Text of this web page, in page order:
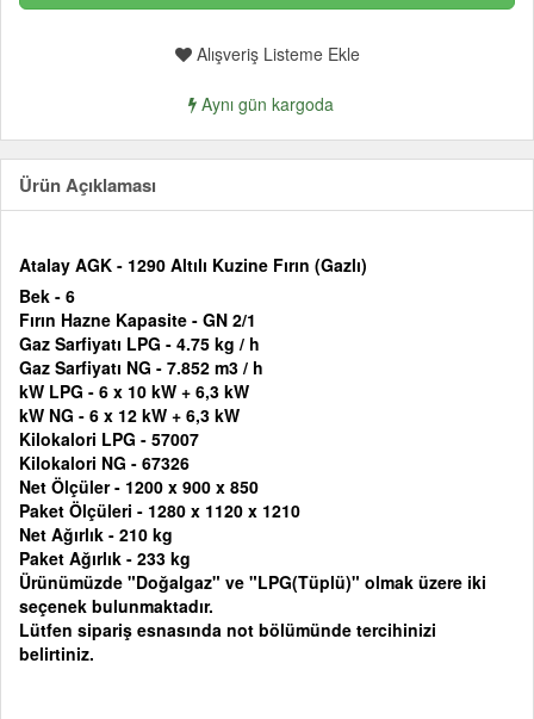
Alışveriş Listeme Ekle
Aynı gün kargoda
Ürün Açıklaması
Atalay AGK - 1290 Altılı Kuzine Fırın (Gazlı)
Bek - 6
Fırın Hazne Kapasite - GN 2/1
Gaz Sarfiyatı LPG - 4.75 kg / h
Gaz Sarfiyatı NG - 7.852 m3 / h
kW LPG - 6 x 10 kW + 6,3 kW
kW NG - 6 x 12 kW + 6,3 kW
Kilokalori LPG - 57007
Kilokalori NG - 67326
Net Ölçüler - 1200 x 900 x 850
Paket Ölçüleri - 1280 x 1120 x 1210
Net Ağırlık - 210 kg
Paket Ağırlık - 233 kg
Ürünümüzde "Doğalgaz" ve "LPG(Tüplü)" olmak üzere iki
seçenek bulunmaktadır.
Lütfen sipariş esnasında not bölümünde tercihinizi
belirtiniz.